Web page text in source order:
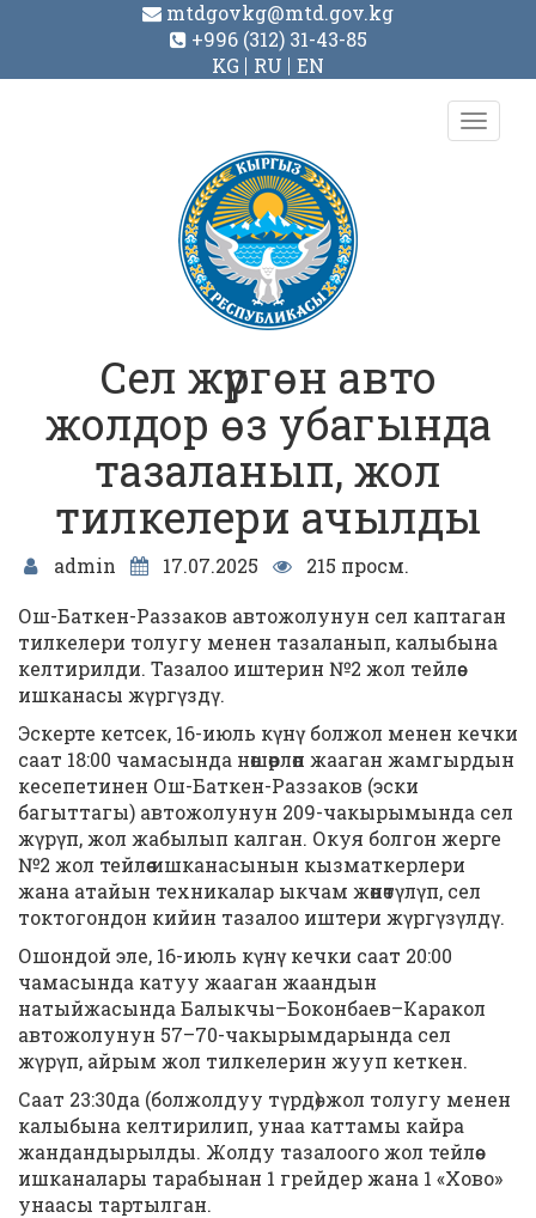
mtdgovkg@mtd.gov.kg
+996 (312) 31-43-85
KG
RU EN
Toggle
Сел жүргөн авто
жолдор өз убагында
тазаланып, жол
тилкелери ачылды
admin 17.07.2025
215 просм.
Ош-Баткен-Раззаков автожолунун сел каптаган
тилкелери толугу менен тазаланып, калыбына
келтирилди. Тазалоо иштерин №2 жол тейлөө
ишканасы жүргүздү.
Эскерте кетсек, 16-июль күнү болжол менен кечки
саат 18:00 чамасында нөшөрлөп жааган жамгырдын
кесепетинен Ош-Баткен-Раззаков (эски
багыттагы) автожолунун 209-чакырымында сел
жүрүп, жол жабылып калган. Окуя болгон жерге
№2 жол тейлөө ишканасынын кызматкерлери
жана атайын техникалар ыкчам жөнөтүлүп, сел
токтогондон кийин тазалоо иштери жүргүзүлдү.
Ошондой эле, 16-июль күнү кечки саат 20:00
чамасында катуу жааган жаандын
натыйжасында Балыкчы–Боконбаев–Каракол
автожолунун 57–70-чакырымдарында сел
жүрүп, айрым жол тилкелерин жууп кеткен.
Саат 23:30да (болжолдуу түрдө) жол толугу менен
калыбына келтирилип, унаа каттамы кайра
жандандырылды. Жолду тазалоого жол тейлөө
ишканалары тарабынан 1 грейдер жана 1 «Хово»
унаасы тартылган.